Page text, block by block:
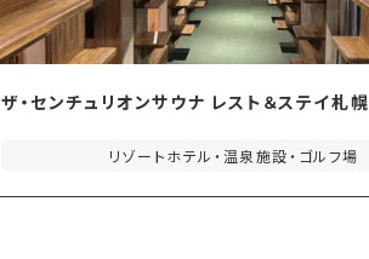
ザ・センチュリオンサウナ レスト＆ステイ札幌
リゾートホテル・温泉施設・ゴルフ場